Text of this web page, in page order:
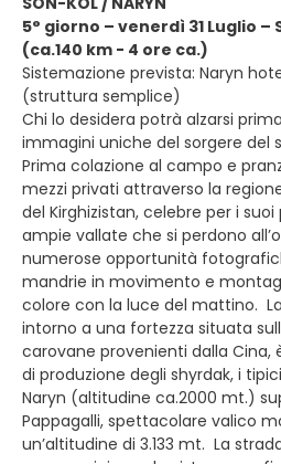
5° giorno – venerdì 31 Luglio –
(ca.140 km - 4 ore ca.)
Sistemazione prevista: Naryn
(struttura semplice)
Chi lo desidera potrà alzarsi
immagini uniche del sorgere del
Prima colazione al campo e
mezzi privati attraverso la
del Kirghizistan, celebre per i
ampie vallate che si perdono
numerose opportunità
mandrie in movimento e
colore con la luce del mattino.
intorno a una fortezza situata
carovane provenienti dalla Cina,
di produzione degli shyrdak, i
Naryn (altitudine ca.2000 mt.)
Pappagalli, spettacolare valico
un’altitudine di 3.133 mt. La